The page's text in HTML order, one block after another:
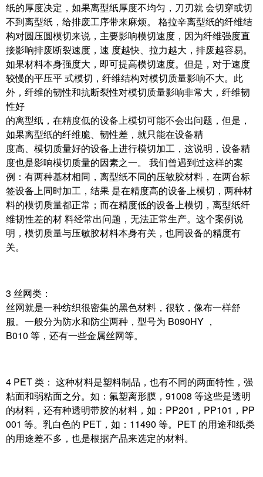
纸的厚度决定，如果离型纸厚度不均匀，刀刃就 会切穿或切
不到离型纸，给排废工序带来麻烦。 格拉辛离型纸的纤维结
构对圆压圆模切来说，主要影响模切速度，因为纤维强度直
接影响排废断裂速度，速 度越快、拉力越大，排废越容易。
如果材料本身强度大，即可提高模切速度。但是，对于速度
较慢的平压平 式模切，纤维结构对模切质量影响不大。此
外，纤维的韧性和抗断裂性对模切质量影响非常大，纤维韧
性好
的离型纸，在精度低的设备上模切可能不会出问题，但是，
如果离型纸的纤维脆、韧性差，就只能在设备精
度高、模切质量好的设备上进行模切加工，这说明，设备精
度也是影响模切质量的因素之一。 我们曾遇到过这样的案
例：有两种基材相同，离型纸不同的压敏胶材料，在两台标
签设备上同时加工，结果 是在精度高的设备上模切，两种材
料的模切质量都正常；而在精度低的设备上模切，离型纸纤
维韧性差的材 料经常出问题，无法正常生产。这个案例说
明，模切质量与压敏胶材料本身有关，也同设备的精度有
关。
3 丝网类：
丝网就是一种纺织很密集的黑色材料，很软，像布一样舒
服。一般分为防水和防尘两种，型号为 B090HY ，
B010 等，还有一些金属丝网等。
4 PET 类： 这种材料是塑料制品，也有不同的两面特性，强
粘面和弱粘面之分。如：氟塑离形膜，91008 等这些是透明
的材料，还有种透明带胶的材料，如：PP201，PP101，PP
001 等。乳白色的 PET，如：11490 等。PET 的用途和纸类
的用途差不多，也是根据产品来选定的材料。